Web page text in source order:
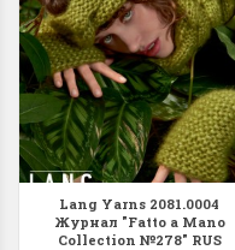
Lang Yarns 2081.0004
Журнал "Fatto a Mano
Collection №278" RUS